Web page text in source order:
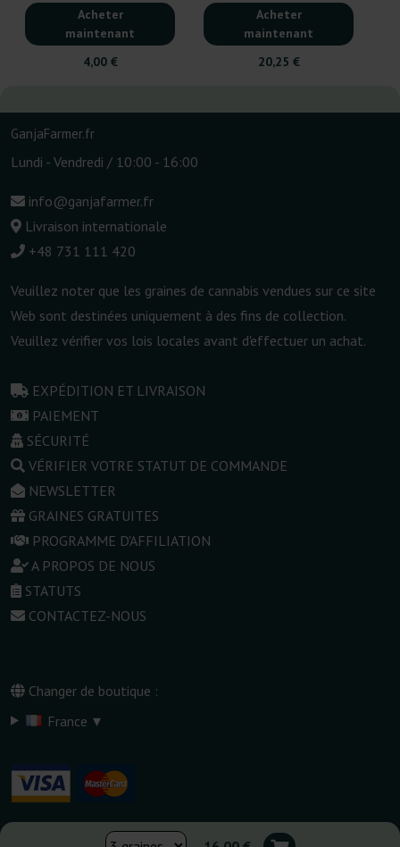
Acheter
maintenant
4,00 €
Acheter
maintenant
20,25 €
GanjaFarmer.fr
Lundi - Vendredi / 10:00 - 16:00
info@ganjafarmer.fr
Livraison internationale
+48 731 111 420
Veuillez noter que les graines de cannabis vendues sur ce site
Web sont destinées uniquement à des fins de collection.
Veuillez vérifier vos lois locales avant d'effectuer un achat.
EXPÉDITION ET LIVRAISON
PAIEMENT
SÉCURITÉ
VÉRIFIER VOTRE STATUT DE COMMANDE
NEWSLETTER
GRAINES GRATUITES
PROGRAMME D'AFFILIATION
A PROPOS DE NOUS
STATUTS
CONTACTEZ-NOUS
Changer de boutique :
France ▾